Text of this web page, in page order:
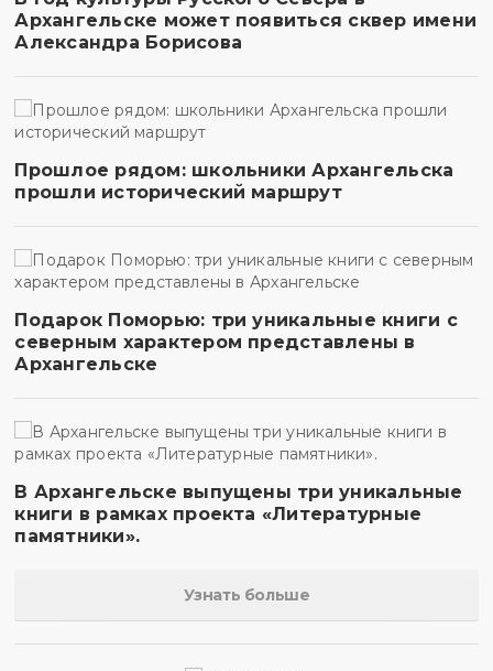
Архангельске может появиться сквер имени
Александра Борисова
Прошлое рядом: школьники Архангельска
прошли исторический маршрут
Подарок Поморью: три уникальные книги с
северным характером представлены в
Архангельске
В Архангельске выпущены три уникальные
книги в рамках проекта «Литературные
памятники».
Узнать больше